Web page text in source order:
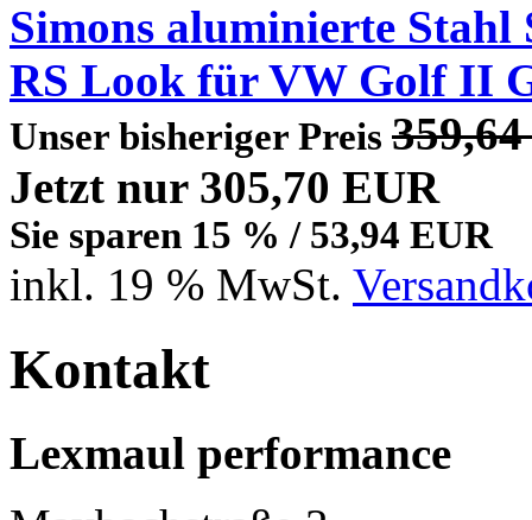
Simons aluminierte
RS Look für VW Golf II
Unser bisheriger Preis
Jetzt nur 305,70 EUR
Sie sparen 15 % / 53,94 EUR
inkl. 19 % MwSt.
Kontakt
Lexmaul performance